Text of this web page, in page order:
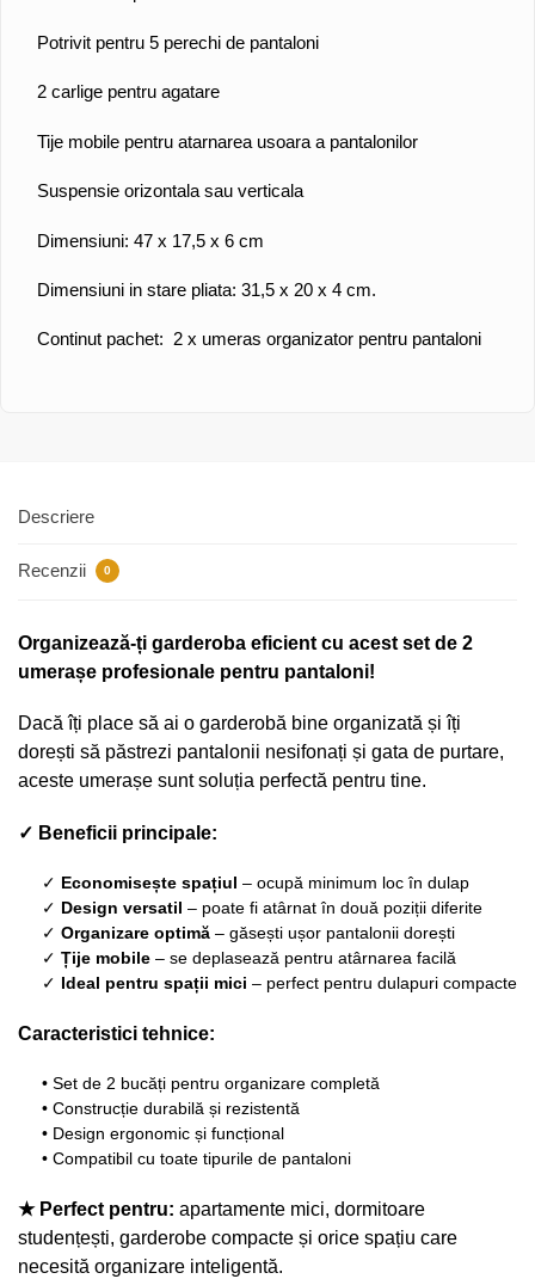
Potrivit pentru 5 perechi de pantaloni
2 carlige pentru agatare
Tije mobile pentru atarnarea usoara a pantalonilor
Suspensie orizontala sau verticala
Dimensiuni: 47 x 17,5 x 6 cm
Dimensiuni in stare pliata: 31,5 x 20 x 4 cm.
Continut pachet: 2 x umeras organizator pentru pantaloni
Descriere
Recenzii 0
Organizează-ți garderoba eficient cu acest set de 2
umerașe profesionale pentru pantaloni!
Dacă îți place să ai o garderobă bine organizată și îți
dorești să păstrezi pantalonii nesifonați și gata de purtare,
aceste umerașe sunt soluția perfectă pentru tine.
✓ Beneficii principale:
✓ Economisește spațiul – ocupă minimum loc în dulap
✓ Design versatil – poate fi atârnat în două poziții diferite
✓ Organizare optimă – găsești ușor pantalonii dorești
✓ Țije mobile – se deplasează pentru atârnarea facilă
✓ Ideal pentru spații mici – perfect pentru dulapuri compacte
Caracteristici tehnice:
• Set de 2 bucăți pentru organizare completă
• Construcție durabilă și rezistentă
• Design ergonomic și funcțional
• Compatibil cu toate tipurile de pantaloni
★ Perfect pentru: apartamente mici, dormitoare
studențești, garderobe compacte și orice spațiu care
necesită organizare inteligentă.